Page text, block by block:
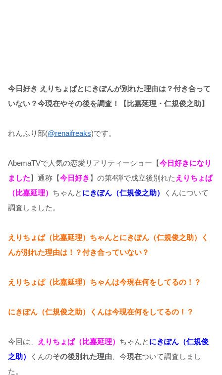
今日好き えりちょぱとにきぽんが別れた理由は？付き合って
いない？今現在やその後を調査！【比嘉延理・仁規俊之助】
れんふり部(@renaifreaks)です。
AbemaTVで人気の恋愛リアリティーショー【今日好きになり
ました】通称【今日好き 】の第4弾で成立後別れた えりちょぱ
（比嘉延理） ちゃんと にきぽん（仁規俊之助）
くんについて
調査しました。
えりちょぱ（比嘉延理）ちゃんとにきぽん（仁規俊之助）く
んが別れた理由は！？付き合っていない？
えりちょぱ（比嘉延理）ちゃんは今現在何をしてるの！？
にきぽん（仁規俊之助）くんは今現在何をしてるの！？
今回は、 えりちょぱ（比嘉延理） ちゃんと にきぽん（仁規俊
之助）
くんのその後別れた理由 、今現在ついて調査しまし
た。